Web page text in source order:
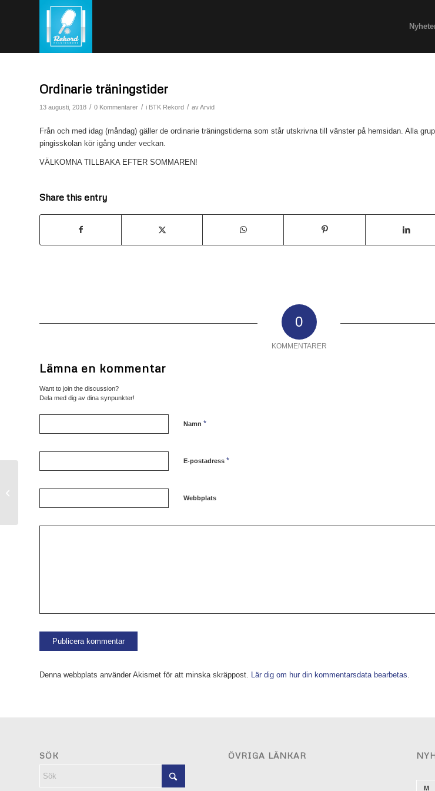
Ordinarie träningstider
13 augusti, 2018 / 0 Kommentarer / i BTK Rekord / avArvid
Från och med idag (måndag) gäller de ordinarie träningstiderna som står utskrivna till vänster på hemsidan. Alla
pingisskolan kör igång under veckan.
VÄLKOMNA TILLBAKA EFTER SOMMAREN!
Share this entry
0
KOMMENTARER
Lämna en kommentar
Want to join the discussion?
Dela med dig av dina synpunkter!
Namn *
E-postadress *
Webbplats
Denna webbplats använder Akismet för att minska skräppost. Lär dig om hur din kommentarsdata bearbetas.
SÖK ÖVRIGA LÄNKAR
M